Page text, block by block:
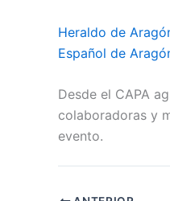
Heraldo de
Español de
Desde el CAPA
colaboradoras y
evento.